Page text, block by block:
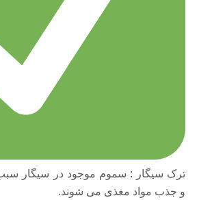
ترک سیگار : سموم موجود در سیگار
و جذب مواد مغذی می شوند.